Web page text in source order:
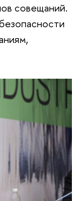
совещаний.